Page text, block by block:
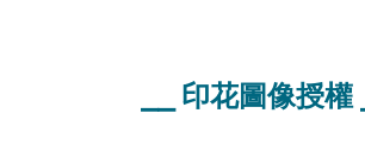
⎯⎯ 印花圖像授權